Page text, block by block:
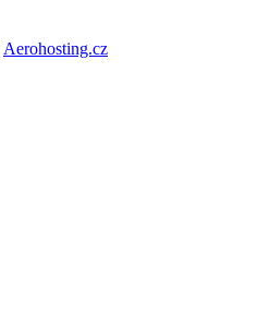
Aerohosting.cz